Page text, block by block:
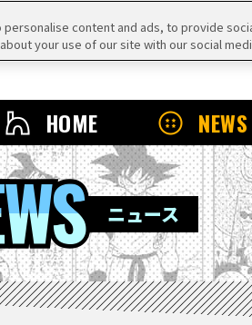
HOME NEWS
NEWS
ニュース
content and ads, to provide
your use of our site with our social